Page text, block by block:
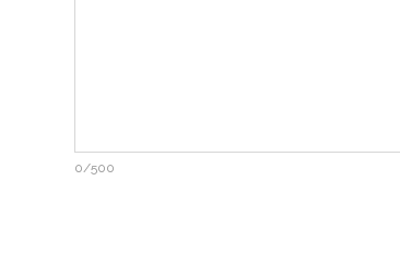
0/500